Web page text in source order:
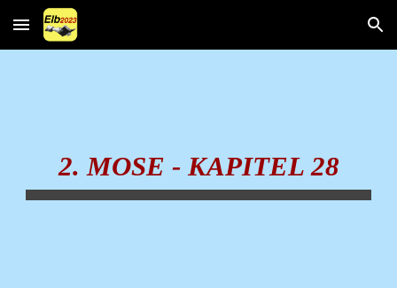
Skip to main content Skip to navigation
2. MOSE - KAPITEL 28